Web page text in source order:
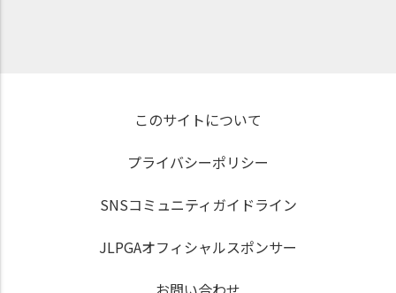
このサイトについて
プライバシーポリシー
SNSコミュニティガイドライン
JLPGAオフィシャルスポンサー